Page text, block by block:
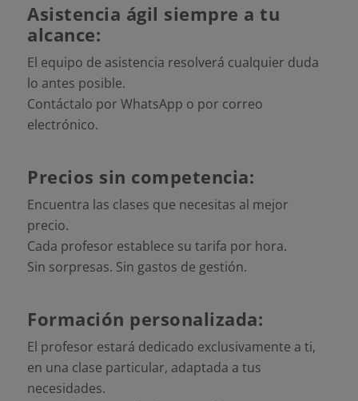
Asistencia ágil siempre a tu
alcance:
El equipo de asistencia resolverá cualquier duda
lo antes posible.
Contáctalo por WhatsApp o por correo
electrónico.
Precios sin competencia:
Encuentra las clases que necesitas al mejor
precio.
Cada profesor establece su tarifa por hora.
Sin sorpresas. Sin gastos de gestión.
Formación personalizada:
El profesor estará dedicado exclusivamente a ti,
en una clase particular, adaptada a tus
necesidades.